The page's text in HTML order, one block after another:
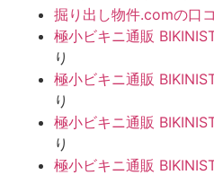
掘り出し物件.comの口
極小ビキニ通販
り
極小ビキニ通販
り
極小ビキニ通販
り
極小ビキニ通販